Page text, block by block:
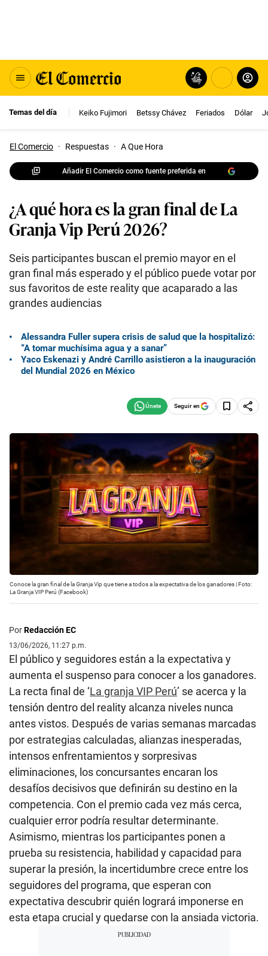
Temas del día Keiko Fujimori Betssy Chávez Feriados Dólar
El Comercio · Respuestas · A Que Hora
Añadir El Comercio como fuente preferida en
¿A qué hora es la gran final de La
Granja Vip Perú 2026?
Seis participantes buscan el premio mayor en el
gran final más esperado y el público puede votar por
sus favoritos de este reality que acaparado a las
grandes audiencias
Alessandra Fuller supera crisis de salud que la hospitalizó:
“A tomar muchísima agua y a sanar”
Yaco Eskenazi y André Carrillo asistieron a la inauguración
del Mundial 2026 en México
Seguir en
Conoce la gran final de la Granja Vip que tiene a todos a la expectativa de los ganadores | Foto:
La Granja VIP Perú (Facebook)
PorRedacción EC
13/06/2026, 11:27 p.m.
El público y seguidores están a la expectativa y
aumenta el suspenso para conocer a los ganadores.
La recta final de ‘La granja VIP Perú’ se acerca y la
tensión dentro del reality alcanza niveles nunca
antes vistos. Después de varias semanas marcadas
por estrategias calculadas, alianzas inesperadas,
intensos enfrentamientos y sorpresivas
eliminaciones, los concursantes encaran los
desafíos decisivos que definirán su destino en la
competencia. Con el premio cada vez más cerca,
cualquier error podría resultar determinante.
Asimismo, mientras los participantes ponen a
prueba su resistencia, habilidad y capacidad para
superar la presión, la incertidumbre crece entre los
seguidores del programa, que esperan con
expectativa descubrir quién logrará imponerse en
esta etapa crucial y quedarse con la ansiada victoria.